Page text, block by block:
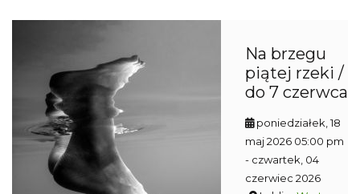
Na brzegu
piątej rzeki /
do 7 czerwca
poniedziałek, 18
maj 2026 05:00 pm
- czwartek, 04
czerwiec 2026